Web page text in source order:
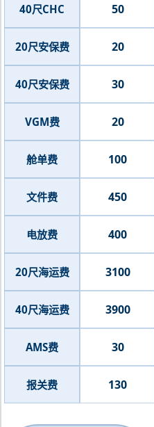
40尺CHC 50
20尺安保费 20
40尺安保费 30
VGM费 20
舱单费 100
文件费 450
电放费 400
20尺海运费 3100
40尺海运费 3900
AMS费 30
报关费 130